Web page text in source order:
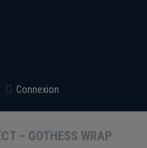
Connexion
– GOTHESS WRAP